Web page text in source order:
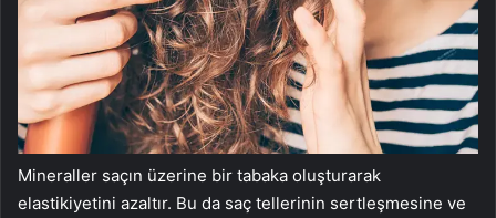
Mineraller saçın üzerine bir tabaka oluşturarak
elastikiyetini azaltır. Bu da saç tellerinin sertleşmesine ve